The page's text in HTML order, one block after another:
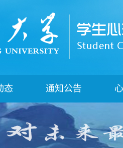
态 通知公告